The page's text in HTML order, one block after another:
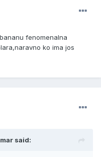
fenomenalna
ko ima jos
said: